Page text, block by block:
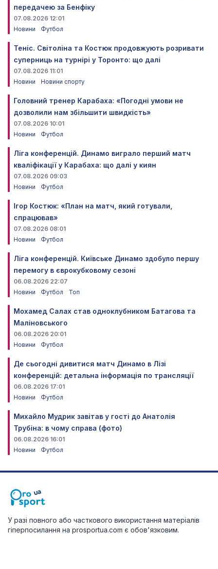
передачею за Бенфіку
07.08.2026 12:01
Новини
Футбол
Теніс. Світоліна та Костюк продовжують розривати
суперниць на турнірі у Торонто: що далі
07.08.2026 11:01
Новини
Новини спорту
Головний тренер Карабаха: «Погодні умови не
дозволили нам збільшити швидкість»
07.08.2026 10:01
Новини
Футбол
Ліга конференцій. Динамо виграло перший матч
кваліфікації у Карабаха: що далі у киян
07.08.2026 09:03
Новини
Футбол
Ігор Костюк: «План на матч, який готували,
спрацював»
07.08.2026 08:01
Новини
Футбол
Ліга конференцій. Київське Динамо здобуло першу
перемогу в єврокубковому сезоні
06.08.2026 22:07
Новини
Футбол Топ
Мохамед Салах став одноклубником Батагова та
Маліновського
06.08.2026 20:01
Новини
Футбол
Де сьогодні дивитися матч Динамо в Лізі
конференцій: детальна інформація по трансляції
06.08.2026 17:01
Новини
Футбол
Михайло Мудрик завітав у гості до Анатолія
Трубіна: в чому справа (фото)
06.08.2026 16:01
Новини
Футбол
У разі повного або часткового використання матеріалів
гіперпосилання на prosportua.com є обов'язковим.